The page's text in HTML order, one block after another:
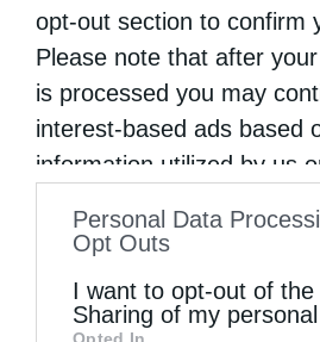
opt-out section to confirm
Please note that after
is processed you may
interest-based ads based
information utilized by us
to your opt-out. You may
information by third parties
Personal Data
Opt Outs
I want to opt-out of the
Sharing of my